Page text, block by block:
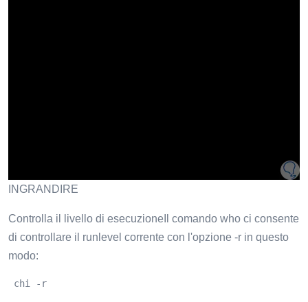
INGRANDIRE
Controlla il livello di esecuzioneIl comando who ci consente
di controllare il runlevel corrente con l'opzione -r in questo
modo:
chi -r